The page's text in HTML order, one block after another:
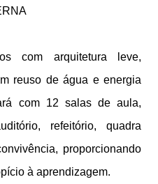
com arquitetura leve,
reuso de água e energia
com 12 salas de aula,
refeitório, quadra
proporcionando
à aprendizagem.